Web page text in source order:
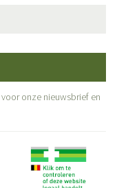
onze nieuwsbrief en